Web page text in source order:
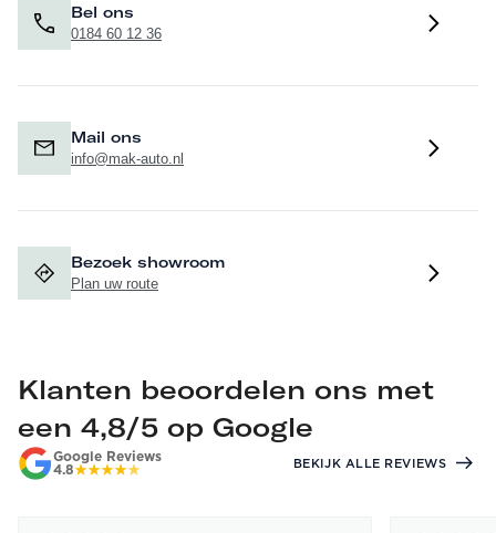
Bel ons
0184 60 12 36
Mail ons
info@mak-auto.nl
Bezoek showroom
Plan uw route
Klanten beoordelen ons met
een 4,8/5 op Google
Google Reviews
4.8
BEKIJK ALLE REVIEWS